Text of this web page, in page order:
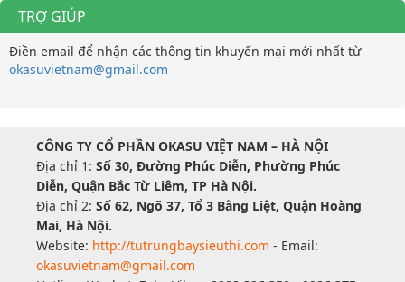
TRỢ GIÚP
Điền email để nhận các thông tin khuyến mại mới nhất từ
okasuvietnam@gmail.com
CÔNG TY CỔ PHẦN OKASU VIỆT NAM – HÀ NỘI
Địa chỉ 1: Số 30, Đường Phúc Diễn, Phường Phúc
Diễn, Quận Bắc Từ Liêm, TP Hà Nội.
Địa chỉ 2: Số 62, Ngõ 37, Tổ 3 Bằng Liệt, Quận Hoàng
Mai, Hà Nội.
Website: http://tutrungbaysieuthi.com - Email:
okasuvietnam@gmail.com